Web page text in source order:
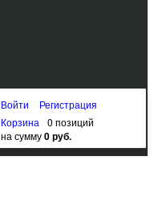
Войти
Регистрация
Корзина
0 позиций
на сумму0 руб.